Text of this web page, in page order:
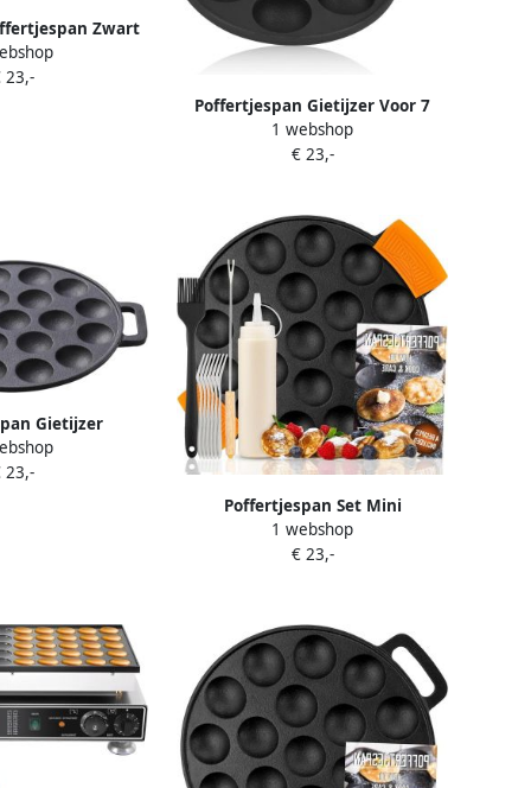
Zwart
Tegelijk
Voor Feestjes en
23,-
Poffertjespan Gietijzer Voor 7
Poffertjes Preseasoned Geschikt
voor Alle Fornuizen
1 webshop
€ 23,-
Gietijzer
en oven
23,-
Poffertjespan Set Mini
Pannenkoeken Lekkere Snacks
Maken Gietijzeren Kwaliteit 19
1 webshop
€ 23,-